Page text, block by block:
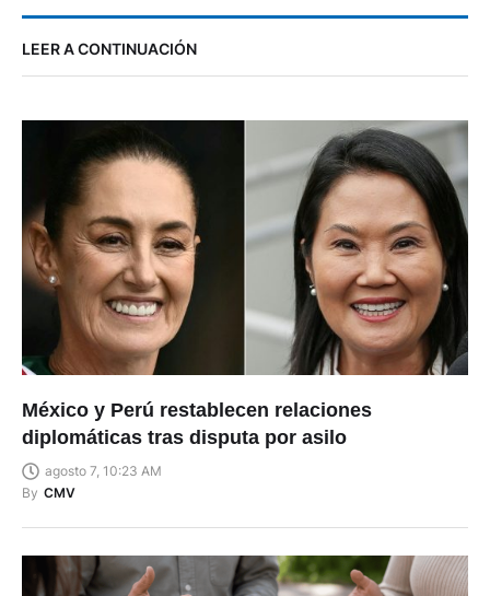
LEER A CONTINUACIÓN
México y Perú restablecen relaciones
diplomáticas tras disputa por asilo
agosto 7, 10:23 AM
By CMV